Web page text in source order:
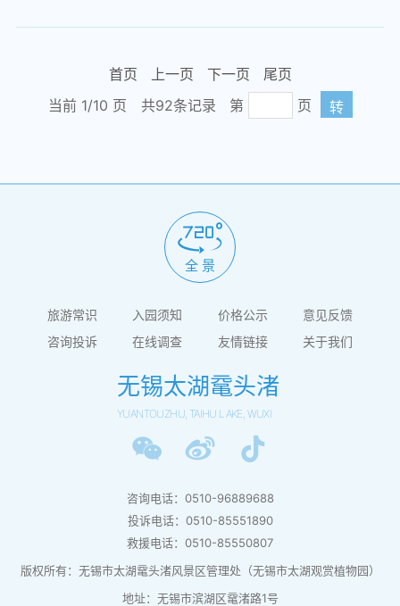
首页 上一页 下一页
尾页
当前 1/10 页 共92条记录 第 页 转
全 景
旅游常识 入园须知 价格公示
意见反馈
咨询投诉
在线调查 友情链接 关于我们
无锡太湖鼋头渚
YUANTOUZHU, TAIHU LAKE, WUXI
咨询电话：0510-96889688
投诉电话：0510-85551890
救援电话：0510-85550807
版权所有：无锡市太湖鼋头渚风景区管理处（无锡市太湖观赏植物园）
地址：无锡市滨湖区鼋渚路1号